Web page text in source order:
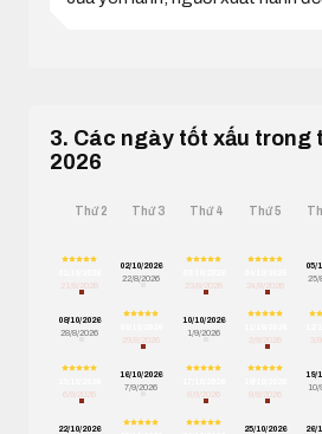
3. Các ngày tốt xấu trong
2026
Thứ 2 Thứ 3 Thứ 4 Thứ 5
21/8/2026
02/10/2026
22/8/2026
23/8/2026
24/8/2026
05/
25/
08/10/2026
28/8/2026
29/8/2026
10/10/2026
1/9/2026
2/9/2026
3/
6/9/2026
16/10/2026
7/9/2026
8/9/2026
9/9/2026
19/
10/
22/10/2026
25/10/2026
26/